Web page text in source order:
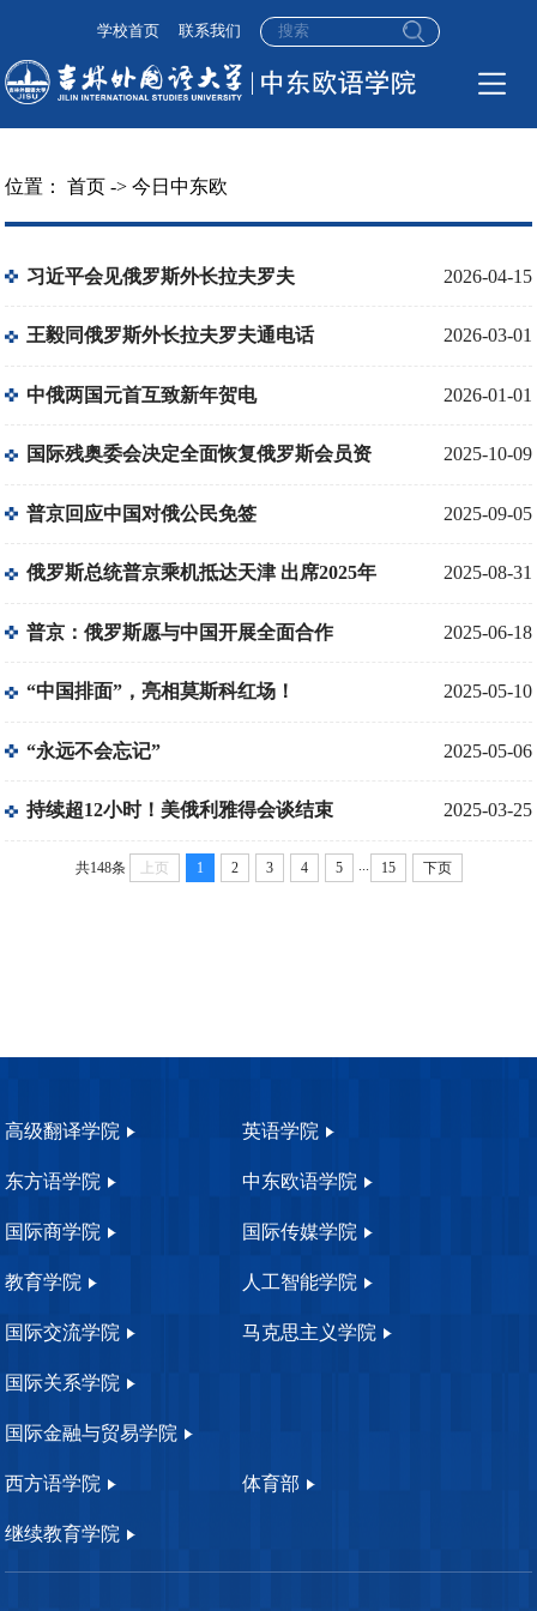
学校首页 联系我们
位置：首页 ->今日中东欧
2026-04-15
习近平会见俄罗斯外长拉夫罗夫
2026-03-01
王毅同俄罗斯外长拉夫罗夫通电话
2026-01-01
中俄两国元首互致新年贺电
2025-10-09
国际残奥委会决定全面恢复俄罗斯会员资
格 2025-09-05
普京回应中国对俄公民免签
2025-08-31
俄罗斯总统普京乘机抵达天津 出席2025年
上合组织峰会 2025-06-18
普京：俄罗斯愿与中国开展全面合作
2025-05-10
“中国排面”，亮相莫斯科红场！
2025-05-06
“永远不会忘记”
2025-03-25
持续超12小时！美俄利雅得会谈结束
共148条 上页 1 2 3 4 5 ... 15 下页
高级翻译学院 英语学院
东方语学院 中东欧语学院
国际商学院 国际传媒学院
教育学院 人工智能学院
国际交流学院 马克思主义学院
国际关系学院
国际金融与贸易学院
西方语学院 体育部
继续教育学院